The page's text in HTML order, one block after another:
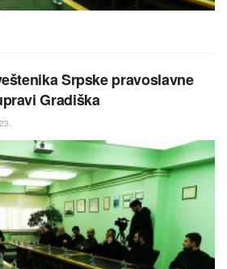
Srpske pravoslavne
Gradiška